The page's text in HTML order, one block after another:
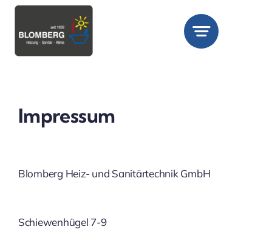
Zum
springen
Impressum
Blomberg Heiz- und Sanitärtechnik GmbH
Schiewenhügel 7-9